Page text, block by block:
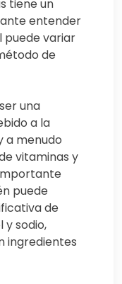
tiene un
entender
puede variar
de
una
a la
a menudo
vitaminas y
puede
de
y sodio,
ingredientes